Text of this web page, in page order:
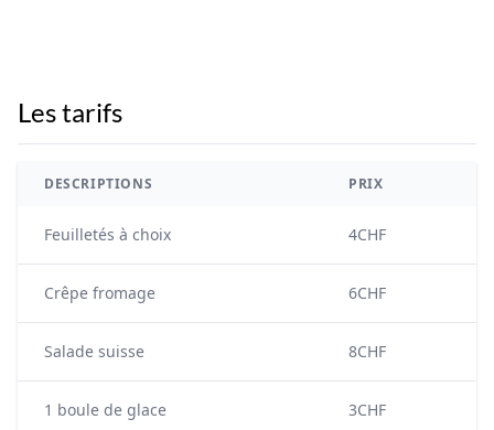
Les tarifs
DESCRIPTIONS PRIX
Feuilletés à choix 4CHF
Crêpe fromage 6CHF
Salade suisse 8CHF
1 boule de glace 3CHF